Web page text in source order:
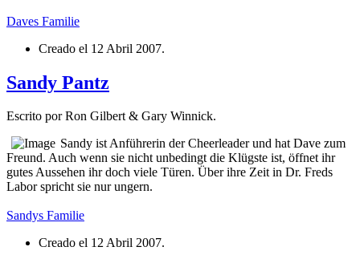
Daves Familie
Creado el 12 Abril 2007.
Sandy Pantz
Escrito por Ron Gilbert & Gary Winnick.
Sandy ist Anführerin der Cheerleader und hat Dave zum
Freund. Auch wenn sie nicht unbedingt die Klügste ist, öffnet ihr
gutes Aussehen ihr doch viele Türen. Über ihre Zeit in Dr. Freds
Labor spricht sie nur ungern.
Sandys Familie
Creado el 12 Abril 2007.